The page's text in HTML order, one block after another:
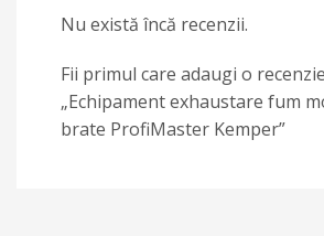
Nu există încă recenzii.
Fii primul care adaugi o
„Echipament exhaustare fum
brate ProfiMaster Kemper”